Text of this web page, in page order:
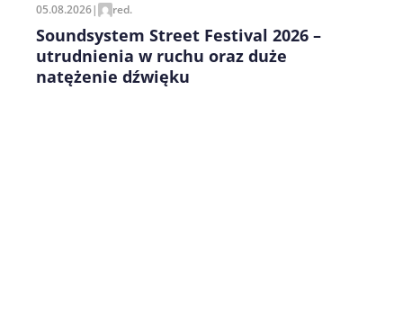
05.08.2026| red.
Soundsystem Street Festival 2026 –
utrudnienia w ruchu oraz duże
natężenie dźwięku